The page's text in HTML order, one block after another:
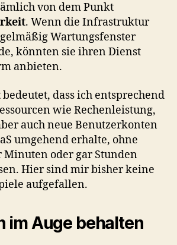
von dem Punkt
. Wenn die Infrastruktur
Wartungsfenster
könnten sie ihren Dienst
anbieten.
bedeutet, dass ich entsprechend
wie Rechenleistung,
auch neue Benutzerkonten
umgehend erhalte, ohne
Minuten oder gar Stunden
Hier sind mir bisher keine
aufgefallen.
im Auge behalten